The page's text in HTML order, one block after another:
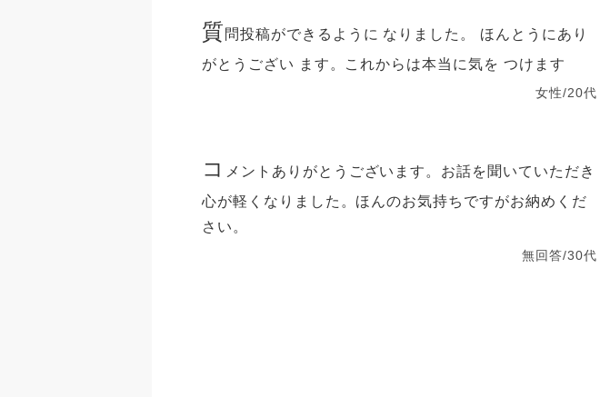
質 問投稿ができるように なりました。 ほんとうにあり
がとうござい ます。これからは本当に気を つけます
女性/20代
コ メントありがとうございます。お話を聞いていただき
心が軽くなりました。ほんのお気持ちですがお納めくだ
さい。
無回答/30代